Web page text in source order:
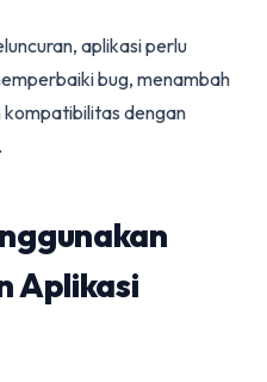
aplikasi perlu
bug, menambah
dengan
Aplikasi